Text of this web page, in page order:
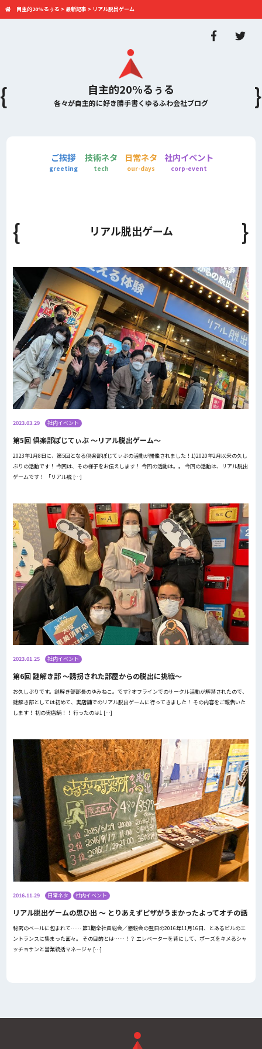
自主的20%るぅる
各々が自主的に好き勝手書くゆるふわ会社ブログ
自主的20%るぅる > 最新記事 > リアル脱出ゲーム
ご挨拶
greeting
技術ネタ
tech
日常ネタ
our-days
社内イベント
corp-event
リアル脱出ゲーム
2023.03.29 社内イベント
第5回 倶楽部ぽじてぃぶ ～リアル脱出ゲーム～
2023年1月8日に、第5回となる倶楽部ぽじてぃぶの活動が開催されました！1)2020年2月以来の久し
ぶりの活動です！ 今回は、その様子をお伝えします！ 今回の活動は。。 今回の活動は、リアル脱出
ゲームです！ 「リアル脱 […]
2023.01.25 社内イベント
第6回 謎解き部 〜誘拐された部屋からの脱出に挑戦〜
お久しぶりです。謎解き部部長のゆみねこ。です? オフラインでのサークル活動が解禁されたので、
謎解き部としては初めて、実店舗でのリアル脱出ゲームに行ってきました！ その内容をご報告いた
します！ 初の実店舗！！ 行ったのは1 […]
2016.11.29 日常ネタ 社内イベント
リアル脱出ゲームの思ひ出 〜 とりあえずピザがうまかったよってオチの話
秘密のベールに包まれて…… 第1期全社員総会／懇親会の翌日の2016年11月16日、とあるビルのエ
ントランスに集まった面々。 その目的とは……！？ エレベーターを背にして、ポーズをキメるシャ
ッチョサンと営業統括マネージャ […]